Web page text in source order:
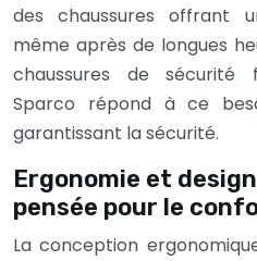
des chaussures offrant
même après de longues
chaussures de sécurité
Sparco répond à ce
garantissant la sécurité.
Ergonomie et
pensée pour le
La conception